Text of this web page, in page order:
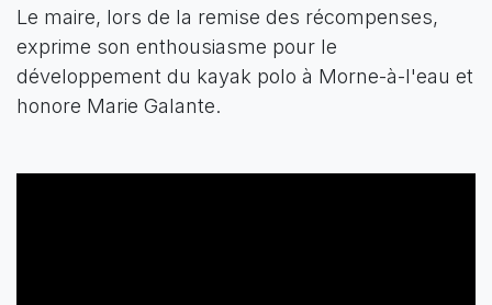
Le maire, lors de la remise des récompenses,
exprime son enthousiasme pour le
développement du kayak polo à Morne-à-l'eau et
honore Marie Galante.